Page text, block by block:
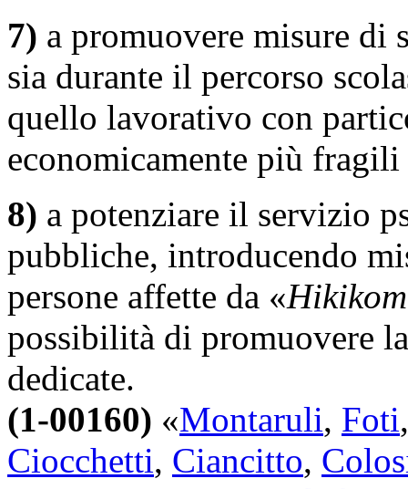
7) a promuovere misure di
sia durante il percorso
quello lavorativo con
economicamente più
8) a potenziare il servizio
pubbliche, introducendo
persone affette da «
possibilità di promuovere
dedicate.
(1-00160) «Montaruli, Foti
Ciocchetti, Ciancitto,